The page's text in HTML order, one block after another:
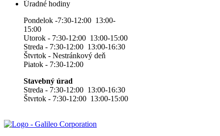
Úradné hodiny
Pondelok -7:30-12:00 13:00-
15:00
Utorok - 7:30-12:00 13:00-15:00
Streda - 7:30-12:00 13:00-16:30
Štvrtok - Nestránkový deň
Piatok - 7:30-12:00
Stavebný úrad
Streda - 7:30-12:00 13:00-16:30
Štvrtok - 7:30-12:00 13:00-15:00